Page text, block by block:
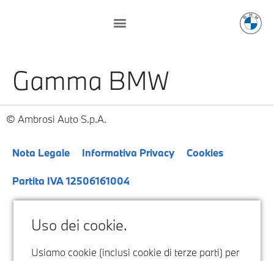
Uso dei cookie.
Usiamo cookie (inclusi cookie di terze parti) per
Gamma BMW
Ambrosi Auto S.p.A.
Nota Legale Informativa Privacy Cookies
Partita IVA 12506161004